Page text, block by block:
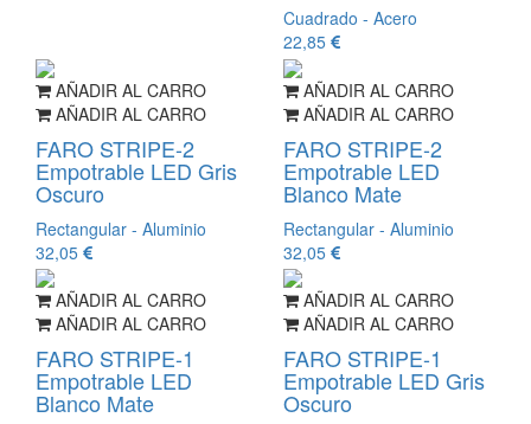
Cuadrado - Acero
22,85
AÑADIR AL CARRO
AÑADIR AL CARRO
FARO STRIPE-2
Empotrable LED Gris
Oscuro
Rectangular - Aluminio
32,05
AÑADIR AL CARRO
AÑADIR AL CARRO
FARO STRIPE-2
Empotrable LED
Blanco Mate
Rectangular - Aluminio
32,05
AÑADIR AL CARRO
AÑADIR AL CARRO
FARO STRIPE-1
Empotrable LED
Blanco Mate
AÑADIR AL CARRO
AÑADIR AL CARRO
FARO STRIPE-1
Empotrable LED Gris
Oscuro